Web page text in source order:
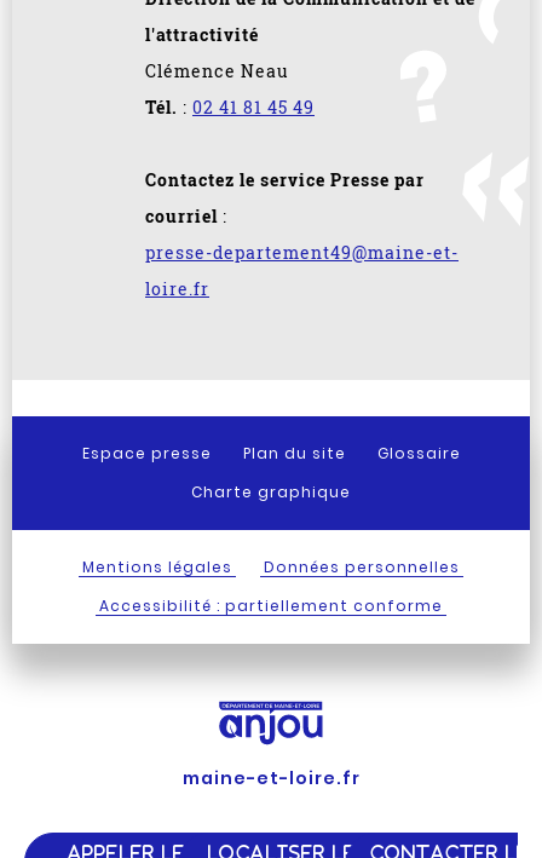
l'attractivité
Clémence Neau
Tél. : 02 41 81 45 49
Contactez le service Presse par
courriel :
presse-departement49@maine-et-
loire.fr
Espace presse Plan du site
Glossaire
Charte graphique
Mentions légales
Données personnelles
Accessibilité : partiellement conforme
maine-et-loire.fr
APPELER LE
LOCALISER LE
CONTACTER LE